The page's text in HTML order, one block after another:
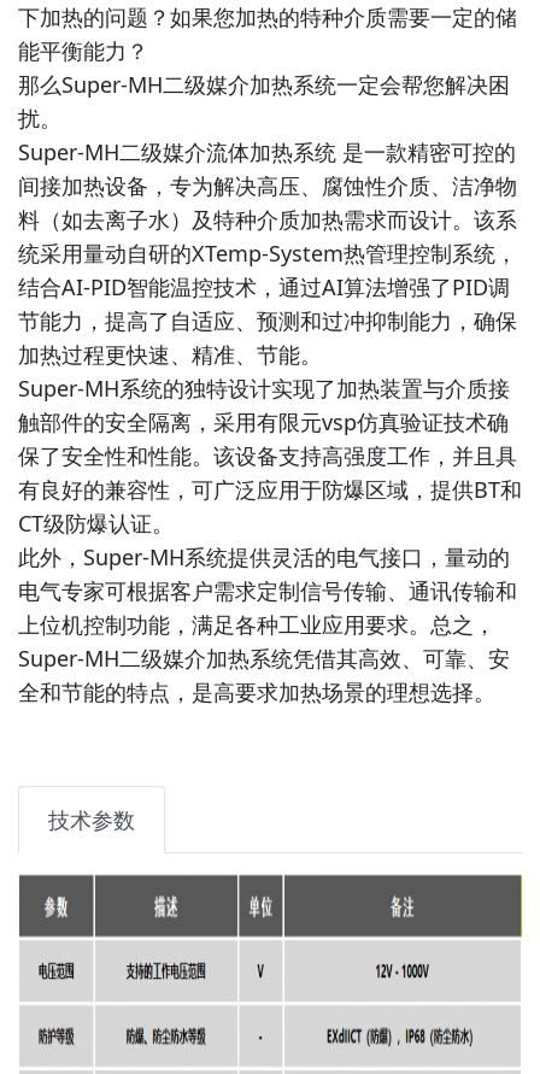
下加热的问题？如果您加热的特种介质需要一定的储
能平衡能力？
那么Super-MH二级媒介加热系统一定会帮您解决困
扰。
Super-MH二级媒介流体加热系统 是一款精密可控的
间接加热设备，专为解决高压、腐蚀性介质、洁净物
料（如去离子水）及特种介质加热需求而设计。该系
统采用量动自研的XTemp-System热管理控制系统，
结合AI-PID智能温控技术，通过AI算法增强了PID调
节能力，提高了自适应、预测和过冲抑制能力，确保
加热过程更快速、精准、节能。
Super-MH系统的独特设计实现了加热装置与介质接
触部件的安全隔离，采用有限元vsp仿真验证技术确
保了安全性和性能。该设备支持高强度工作，并且具
有良好的兼容性，可广泛应用于防爆区域，提供BT和
CT级防爆认证。
此外，Super-MH系统提供灵活的电气接口，量动的
电气专家可根据客户需求定制信号传输、通讯传输和
上位机控制功能，满足各种工业应用要求。总之，
Super-MH二级媒介加热系统凭借其高效、可靠、安
全和节能的特点，是高要求加热场景的理想选择。
技术参数